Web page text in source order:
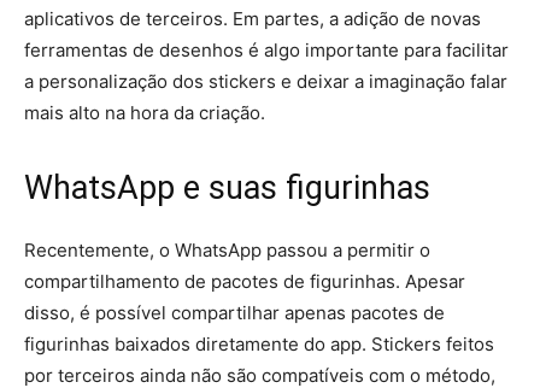
aplicativos de terceiros. Em partes, a adição de novas
ferramentas de desenhos é algo importante para facilitar
a personalização dos stickers e deixar a imaginação falar
mais alto na hora da criação.
WhatsApp e suas figurinhas
Recentemente, o WhatsApp passou a permitir o
compartilhamento de pacotes de figurinhas. Apesar
disso, é possível compartilhar apenas pacotes de
figurinhas baixados diretamente do app. Stickers feitos
por terceiros ainda não são compatíveis com o método,